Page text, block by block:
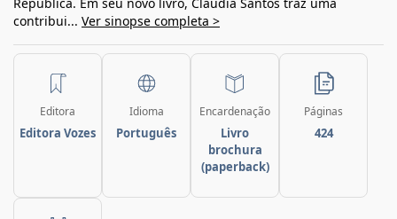
contribui... Ver sinopse completa >
Editora
Editora Vozes
Idioma
Português
Encardenação
Livro
brochura
(paperback)
Páginas
424